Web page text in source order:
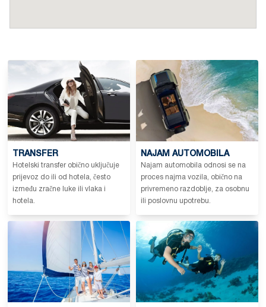
TRANSFER
Hotelski transfer obično uključuje
prijevoz do ili od hotela, često
između zračne luke ili vlaka i
hotela.
NAJAM AUTOMOBILA
Najam automobila odnosi se na
proces najma vozila, obično na
privremeno razdoblje, za osobnu
ili poslovnu upotrebu.